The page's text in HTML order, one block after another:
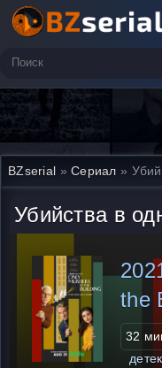
BZserial »Сериал »
Убийства в
the
32